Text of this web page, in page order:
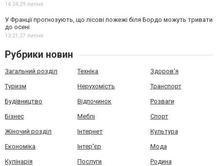
14:24,29 липня
У Франції прогнозують, що лісові пожежі біля Бордо можуть тривати
до осені
13:21,27 липня
Рубрики новин
Загальний розділ Техніка Здоров'я
Туризм Нерухомість Транспорт
Будівництво Відпочинок Розваги
Бізнес Меблі Спорт
Жіночий розділ Інтернет Культура
Економіка Інтер'єр Мода
Кулінарія Послуги Родина